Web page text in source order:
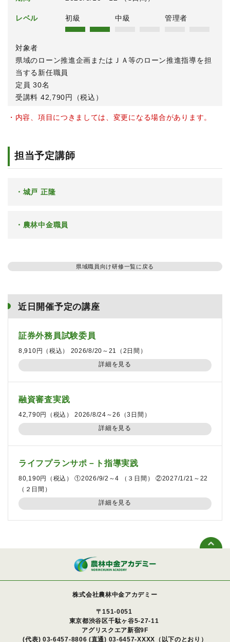
レベル 初級 中級 管理者
対象者
県域のローン推進企画またはＪＡ等のローン推進指導を担
当する新任職員
定員 30名
受講料 42,790円（税込）
・内容、項目につきましては、変更になる場合があります。
担当予定講師
城戸 正隆
農林中金職員
県域職員向け研修一覧に戻る
近日開催予定の講座
証券外務員試験委員
8,910円（税込） 2026/8/20～21（2日間）
詳細を見る
融資審査実践
42,790円（税込） 2026/8/24～26（3日間）
詳細を見る
ライフプランサポ－ト指導実践
80,190円（税込） ①2026/9/2～4 （３日間） ②2027/1/21～22
（２日間）
詳細を見る
株式会社農林中金アカデミー
〒151-0051
東京都渋谷区千駄ヶ谷5-27-11
アグリスクエア新宿9F
(代表) 03-6457-8806 (直通) 03-6457-XXXX（以下のとおり）